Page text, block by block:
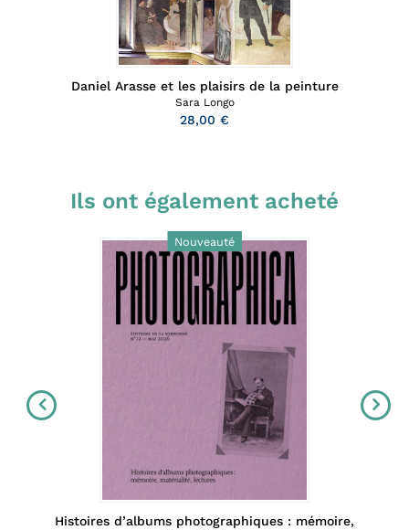
Daniel Arasse et les plaisirs de la peinture
Sara Longo
28,00 €
Ils ont également acheté
Nouveauté
Histoires d’albums photographiques : mémoire,